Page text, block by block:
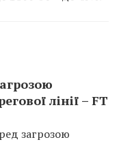
лінії – FT
загрозою